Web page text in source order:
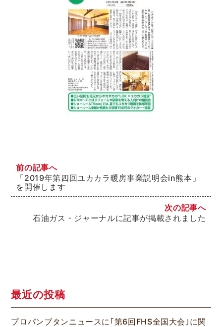
前の記事へ
「2019年第四回ユカカラ暖房事業説明会in熊本」
を開催します
次の記事へ
石油ガス・ジャーナルに記事が掲載されました
最近の投稿
プロパンブタンニュースに｢第6回FHS全国大会｣に関